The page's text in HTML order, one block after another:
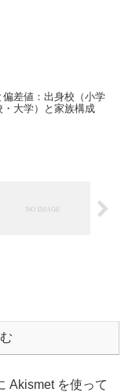
差値：出身校（小学
大学）と家族構成
Akismet を使って